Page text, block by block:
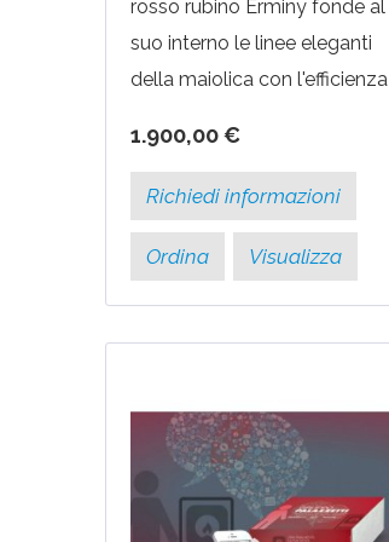
rosso rubino Erminy fonde al
suo interno le linee eleganti
della maiolica con l'efficienza
tecnologie a pellet. La stufa a
pellet Erminy...
1.900,00 €
Richiedi informazioni
Ordina Visualizza